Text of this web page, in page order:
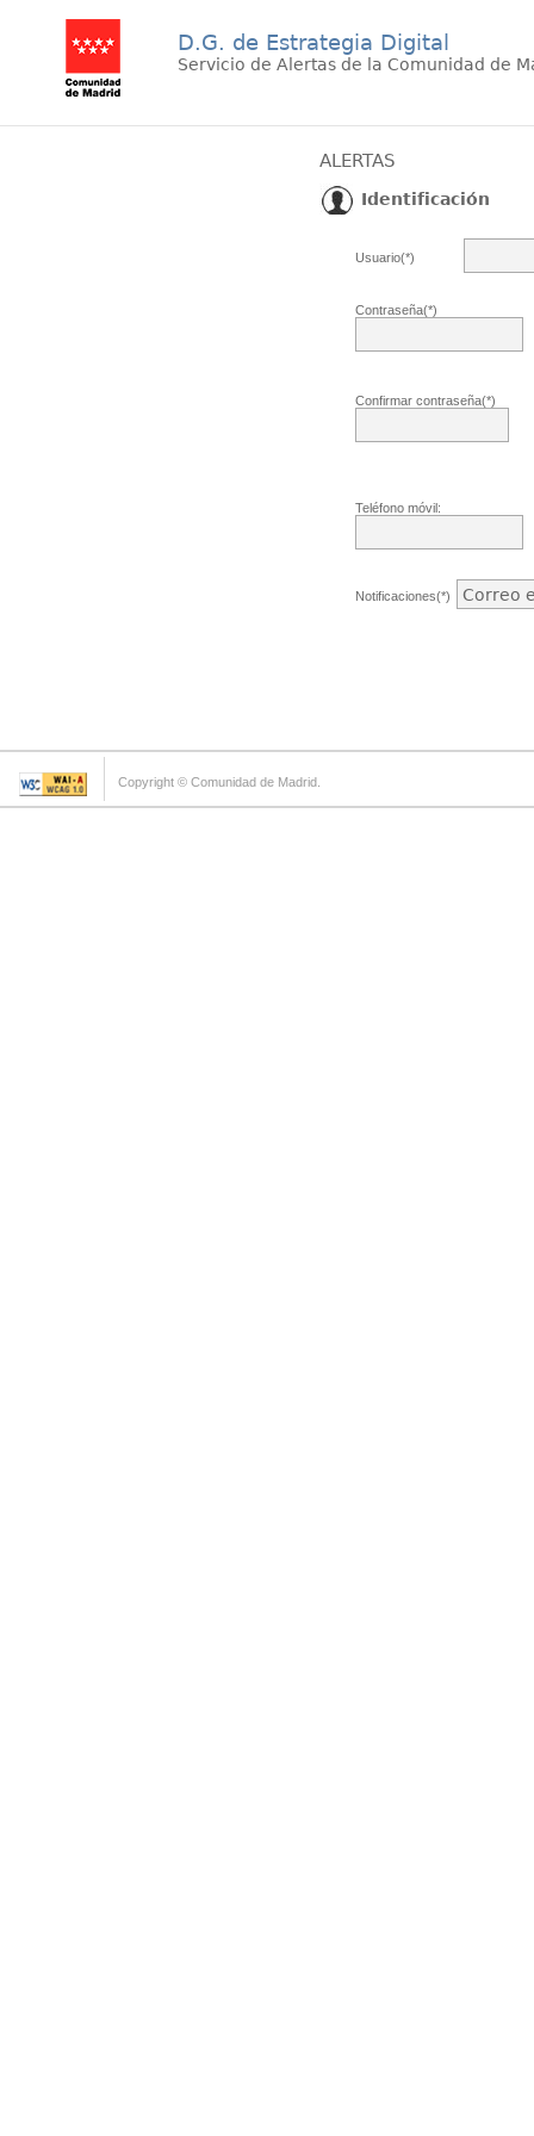
D.G. de Estrategia Digital
Servicio de Alertas de la Comunidad de
ALERTAS
Identificación
Usuario(*)
Contraseña(*)
Confirmar contraseña(*)
Teléfono móvil:
Notificaciones(*)
Copyright © Comunidad de Madrid.